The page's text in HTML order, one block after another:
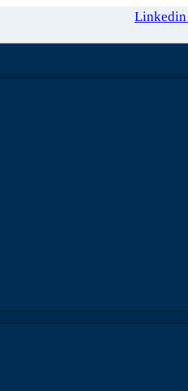
Linkedin